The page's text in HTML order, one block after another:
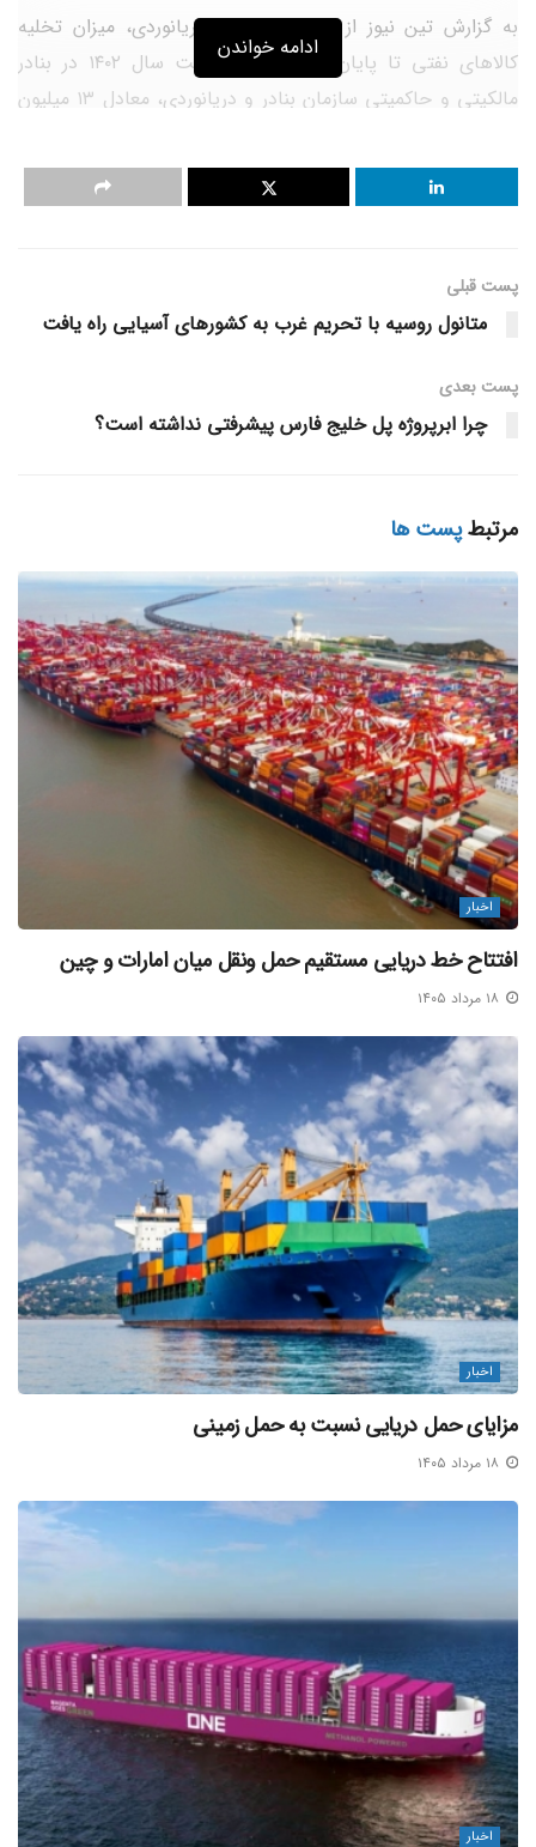
به گزارش تین نیوز از سازمان بنادر و دریانوردی، میزان تخلیه
کالاهای نفتی تا پایان شش ماهه نخست سال ۱۴۰۲ در بنادر
مالکیتی و حاکمیتی سازمان بنادر و دریانوردی، معادل ۱۳ میلیون
میلیون و ۸۰۵ هزار و ۵۶۵ تن و مجموع تخلیه کالاهای نفتی و
غیرنفتی معادل ۳۷ میلیون و ۳۹۰۹۸۶ هزار و ۶۵۴ تن بوده است.
میزان بارگیری کالاهای نفتی در بنادر مالکیتی و حاکمیتی سازمان
میلیون و ۶۴۷ هزار و ۷۹۳ تن و مجموع بارگیری کالاهای نفتی و
نسبت به مدت مشابه سال گذشته است؛ همچنین میزان بارگیری
کالاهای غیرنفتی طی مدت مذکور نسبت به شش ماهه نخست
سال گذشته رشد ۲۵ درصدی را نشان می دهد.
تخلیه و بارگیری کالا
جمع تخلیه وبارگیری کالاهای نفتی طی شش ماهه نخست سال
۱۴۰۲، معادل ۵۳ میلیون و ۳۵۲ هزار و ۹۵۵ تن و جمع تخلیه
بوده؛ همچنین مجموع تخلیه وبارگیری کالاهای نفتی و غیرنفتی
حاکی از رشد هشت درصدی در بخش تخلیه وبارگیری کالاهای
غیرنفتی و نیز رشد سه درصدی در بخش تخلیه وبارگیری کالاهای
نفتی و غیرنفتی نسبت به مدت مشابه سال گذشته است.
تخلیه وبارگیری صورت گرفته در بخش عملیات کانتینری نیز تا
پایان نیمه ماه نخست جاری، معادل یک میلیون و ۳۴۲ هزار و
۶۷۲ TEU بود که در قیاس با عملیات کانتینری یک میلیون و ۲۸۴
هزار و ۶۰۴ TEU طی مدت مشابه سال گذشته، رشد ۵ درصدی را
نشان می دهد.
منبع خبر
ادامه خواندن
برچسب ها: تخلیه و بارگیری کالا
سازمان بنادر و دریانوردی
کالاهای غیرنفتی
کالاهای نفتی
پست قبلی
متانول روسیه با تحریم غرب به کشور‌های آسیایی راه یافت
پست‌ بعدی
چرا ابرپروژه پل خلیج فارس پیشرفتی نداشته است؟
مرتبطپست ها
اخبار
افتتاح خط دریایی مستقیم حمل ونقل میان امارات و چین
اخبار
مزایای حمل دریایی نسبت به حمل زمینی
اخبار